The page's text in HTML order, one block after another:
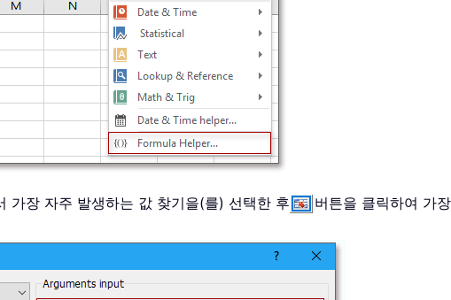
가장 자주 발생하는 값 찾기을(를) 선택한 후
버튼을 클릭하여 가